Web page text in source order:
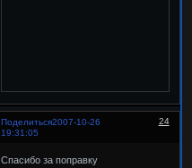
Поделиться 24
2007-10-26
19:31:05
Спасибо за поправку